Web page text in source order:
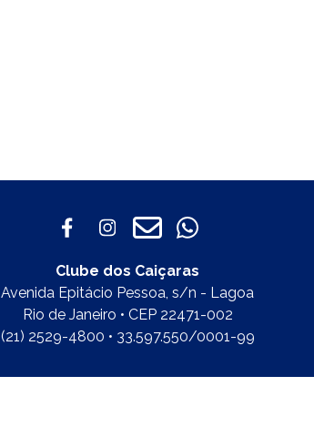
Clube dos Caiçaras
Avenida Epitácio Pessoa, s/n - Lagoa
Rio de Janeiro • CEP 22471-002
(21) 2529-4800 • 33.597.550/0001-99